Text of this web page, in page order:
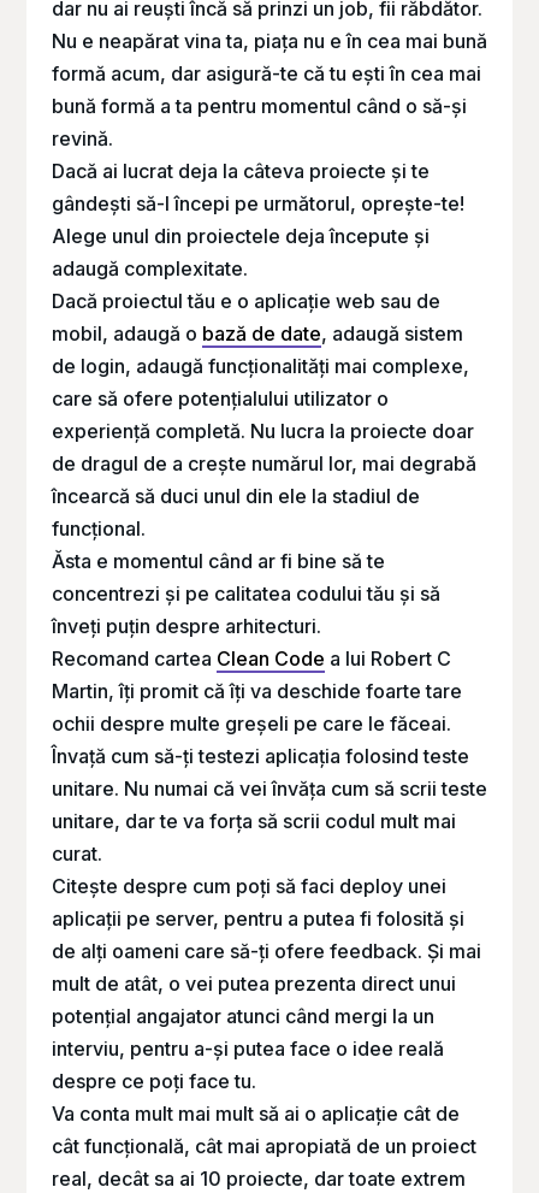
dar nu ai reuști încă să prinzi un job, fii răbdător.
Nu e neapărat vina ta, piața nu e în cea mai bună
formă acum, dar asigură-te că tu ești în cea mai
bună formă a ta pentru momentul când o să-și
revină.
Dacă ai lucrat deja la câteva proiecte și te
gândești să-l începi pe următorul, oprește-te!
Alege unul din proiectele deja începute și
adaugă complexitate.
Dacă proiectul tău e o aplicație web sau de
mobil, adaugă o bază de date, adaugă sistem
de login, adaugă funcționalități mai complexe,
care să ofere potențialului utilizator o
experiență completă. Nu lucra la proiecte doar
de dragul de a crește numărul lor, mai degrabă
încearcă să duci unul din ele la stadiul de
funcțional.
Ăsta e momentul când ar fi bine să te
concentrezi și pe calitatea codului tău și să
înveți puțin despre arhitecturi.
Recomand cartea Clean Code a lui Robert C
Martin, îți promit că îți va deschide foarte tare
ochii despre multe greșeli pe care le făceai.
Învață cum să-ți testezi aplicația folosind teste
unitare. Nu numai că vei învăța cum să scrii teste
unitare, dar te va forța să scrii codul mult mai
curat.
Citește despre cum poți să faci deploy unei
aplicații pe server, pentru a putea fi folosită și
de alți oameni care să-ți ofere feedback. Și mai
mult de atât, o vei putea prezenta direct unui
potențial angajator atunci când mergi la un
interviu, pentru a-și putea face o idee reală
despre ce poți face tu.
Va conta mult mai mult să ai o aplicație cât de
cât funcțională, cât mai apropiată de un proiect
real, decât sa ai 10 proiecte, dar toate extrem